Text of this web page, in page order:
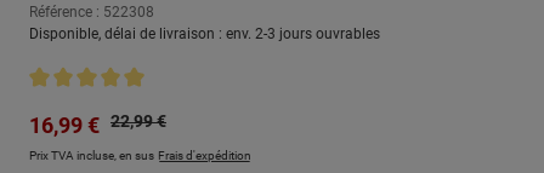
Référence : 522308
Disponible, délai de livraison : env. 2-3 jours ouvrables
Prix de vente :
16,99 € Prix régulier :
22,99 €
Prix TVA incluse, en sus Frais d'expédition